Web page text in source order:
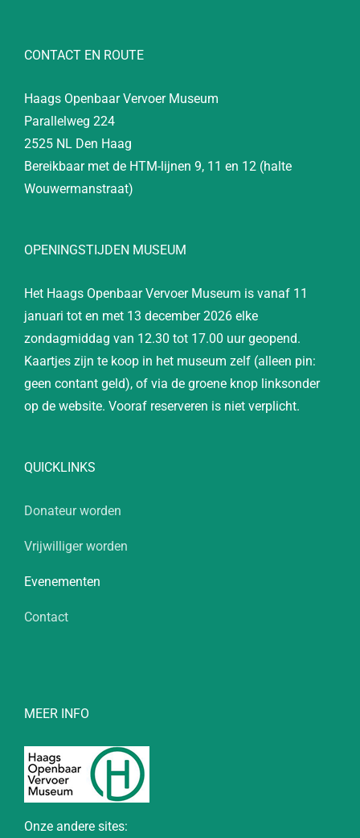
CONTACT EN ROUTE
Haags Openbaar Vervoer Museum
Parallelweg 224
2525 NL Den Haag
Bereikbaar met de HTM-lijnen 9, 11 en 12 (halte
Wouwermanstraat)
OPENINGSTIJDEN MUSEUM
Het Haags Openbaar Vervoer Museum is vanaf 11
januari tot en met 13 december 2026 elke
zondagmiddag van 12.30 tot 17.00 uur geopend.
Kaartjes zijn te koop in het museum zelf (alleen pin:
geen contant geld), of via de groene knop linksonder
op de website. Vooraf reserveren is niet verplicht.
QUICKLINKS
Donateur worden
Vrijwilliger worden
Evenementen
Contact
MEER INFO
Onze andere sites: